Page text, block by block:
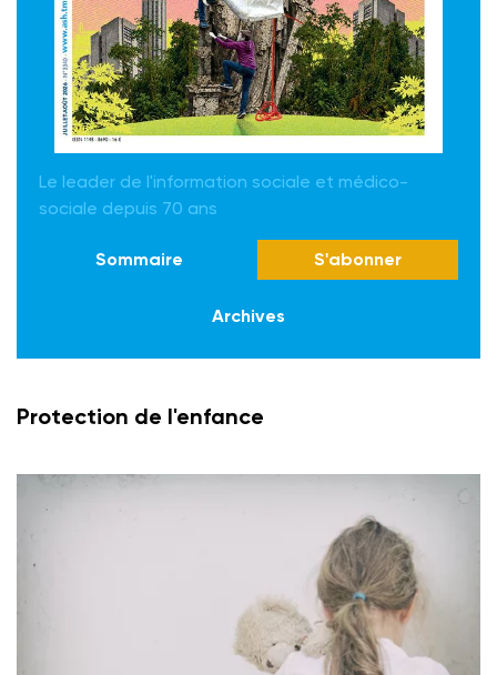
Le leader de l'information sociale et médico-
sociale depuis 70 ans
Sommaire S'abonner
Archives
Protection de l'enfance